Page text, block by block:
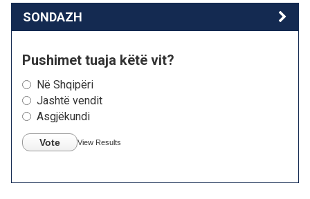
SONDAZH
Pushimet tuaja këtë vit?
Në Shqipëri
Jashtë vendit
Asgjëkundi
Vote View Results